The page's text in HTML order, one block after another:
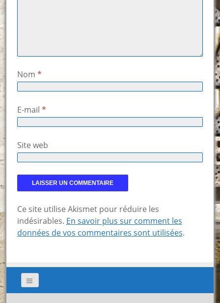
Nom *
E-mail *
Site web
Ce site utilise Akismet pour réduire les
indésirables. En savoir plus sur comment les
données de vos commentaires sont utilisées.